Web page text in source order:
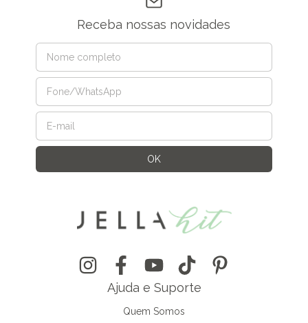
Receba nossas novidades
Ajuda e Suporte
Quem Somos